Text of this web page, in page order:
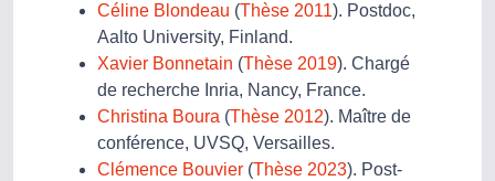
Céline Blondeau (Thèse 2011). Postdoc,
Aalto University, Finland.
Xavier Bonnetain (Thèse 2019). Chargé
de recherche Inria, Nancy, France.
Christina Boura (Thèse 2012). Maître de
conférence, UVSQ, Versailles.
Clémence Bouvier (Thèse 2023). Post-